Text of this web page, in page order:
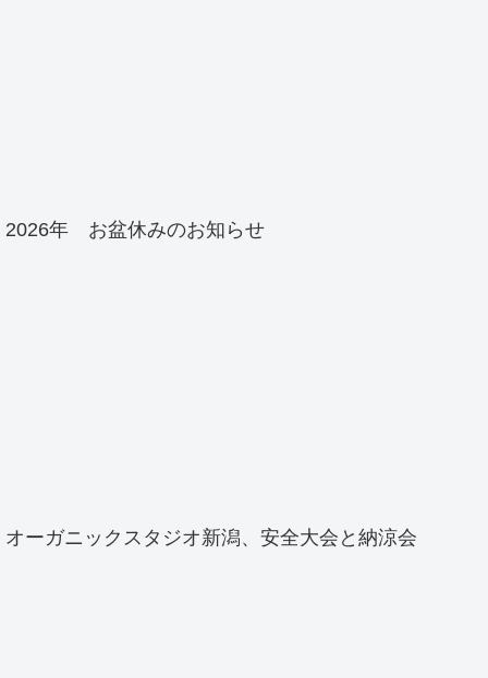
2026年 お盆休みのお知らせ
オーガニックスタジオ新潟、安全大会と納涼会